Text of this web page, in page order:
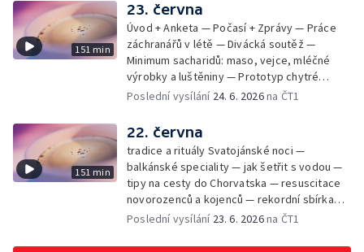
151 min
23. června
Úvod + Anketa — Počasí + Zprávy — Práce
záchranářů v létě — Divácká soutěž —
Minimum sacharidů: maso, vejce, mléčné
výrobky a luštěniny — Prototyp chytré
vložky do bot pro běžce — Anketa +
záchranářů v létě — Divácká soutěž —
Minimum sacharidů: maso, vejce, mléčné
výrobky a luštěniny — Jak se udržet v
kondici v létě bez posilovny — Prototyp
chytré vložky do bot pro běžce — Anketa +
aktuálně — Škola hrou — Upoutávka na další
vysílání — Počasí + Zprávy — Práce
Poslední vysílání 24. 6. 2026na ČT1
151 min
22. června
tradice a rituály Svatojánské noci —
balkánské speciality — jak šetřit s vodou —
tipy na cesty do Chorvatska — resuscitace
novorozenců a kojenců — rekordní sbírka
velkých modelů aut — výroba šperků se
Poslední vysílání 23. 6. 2026na ČT1